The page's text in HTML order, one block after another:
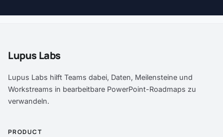
Lupus Labs
Lupus Labs hilft Teams dabei, Daten, Meilensteine und
Workstreams in bearbeitbare PowerPoint-Roadmaps zu
verwandeln.
PRODUCT